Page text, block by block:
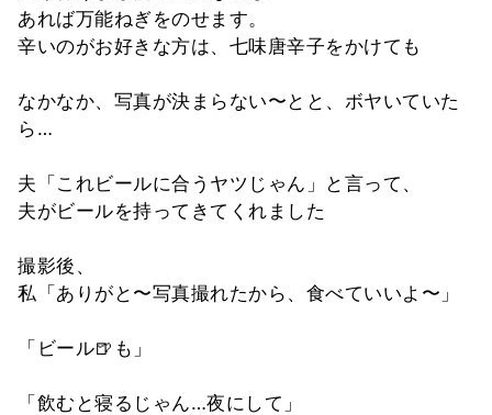
あれば万能ねぎをのせます。
辛いのがお好きな方は、七味唐辛子をかけても
なかなか、写真が決まらない〜とと、ボヤいていた
ら…
夫「これビールに合うヤツじゃん」と言って、
夫がビールを持ってきてくれました
撮影後、
私「ありがと〜写真撮れたから、食べていいよ〜」
「ビール🍺も」
「飲むと寝るじゃん…夜にして」